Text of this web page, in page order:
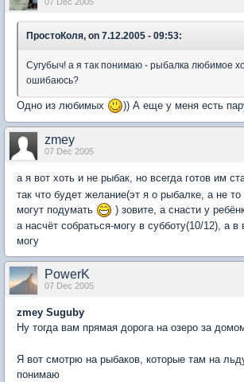
ПростоКоля, on 7.12.2005 - 09:53:
Сугубыч! а я так понимаю - рыбалка любимое
ошибаюсь?
Одно из любимых )) А еще у меня есть
zmey
07 Dec 2005
а я вот хоть и не рыбак, но всегда готов им
так что будет желание(эт я о рыбалке, а не то
могут подумать
) зовите, а снасти у
а насчёт собраться-могу в субботу(10/12), а в
могу
PowerK
07 Dec 2005
zmey Suguby
Ну тогда вам прямая дорога на озеро за
Я вот смотрю на рыбаков, которые там на
понимаю